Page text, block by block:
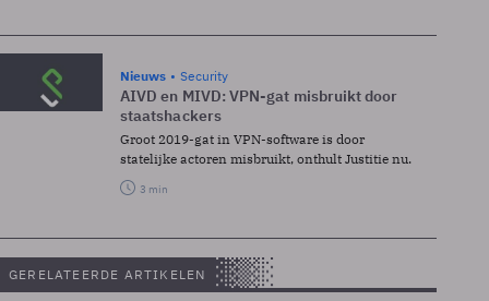
Nieuws Security
AIVD en MIVD: VPN-gat misbruikt door
staatshackers
Groot 2019-gat in VPN-software is door
statelijke actoren misbruikt, onthult Justitie nu.
3 min
GERELATEERDE ARTIKELEN